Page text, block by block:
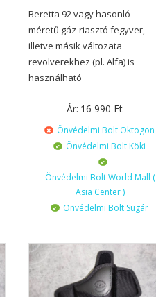
Beretta 92 vagy hasonló
méretű gáz-riasztó fegyver,
illetve másik változata
revolverekhez (pl. Alfa) is
használható
Ár: 16 990 Ft
Önvédelmi Bolt Oktogon
Önvédelmi Bolt Köki
Önvédelmi Bolt World Mall (
Asia Center )
Önvédelmi Bolt Sugár